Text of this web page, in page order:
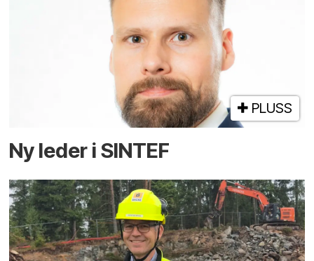
PLUSS
Ny leder i SINTEF